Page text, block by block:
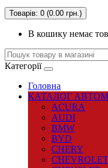
Товарів: 0 (0.00 грн.)
В кошику немає
Категорії
Головна
КАТАЛОГ
ACURA
AUDI
BMW
BYD
CHERY
CHEVROLET